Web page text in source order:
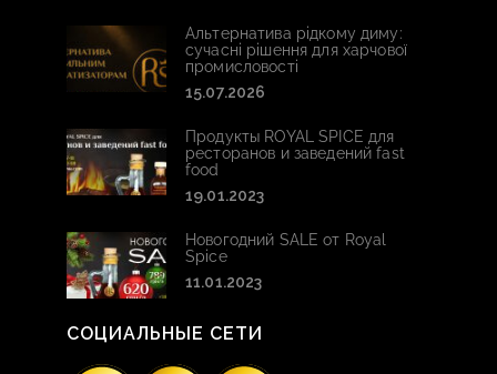
Альтернатива рідкому диму:
сучасні рішення для харчової
промисловості
15.07.2026
Продукты ROYAL SPICE для
ресторанов и заведений fast
food
19.01.2023
Новогодний SALE от Royal
Spice
11.01.2023
СОЦИАЛЬНЫЕ СЕТИ